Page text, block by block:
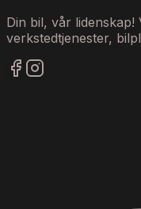
Din bil, vår
verkstedtjenester,